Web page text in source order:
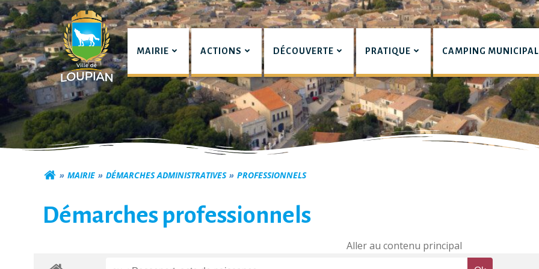
Aller
au
contenu
Commune de Loupian
MAIRIE ACTIONS DÉCOUVERTE PRATIQUE CAMPING MUNICIPAL
MAIRIE DÉMARCHES ADMINISTRATIVES PROFESSIONNELS
Démarches professionnels
Aller au contenu principal